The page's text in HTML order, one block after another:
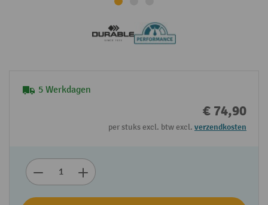
5 Werkdagen
€ 74,90
per stuks excl. btw excl. verzendkosten